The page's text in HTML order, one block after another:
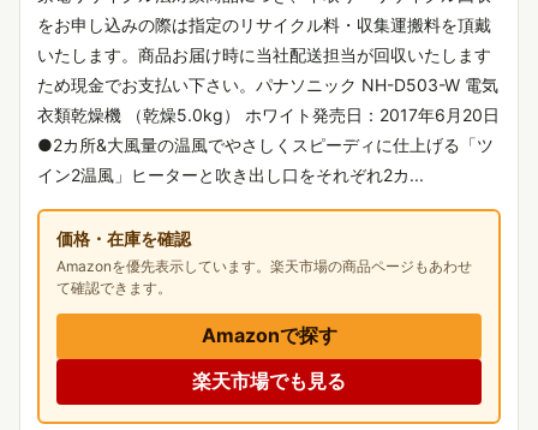
をお申し込みの際は指定のリサイクル料・収集運搬料を頂戴
いたします。商品お届け時に当社配送担当が回収いたします
ため現金でお支払い下さい。パナソニック NH-D503-W 電気
衣類乾燥機 （乾燥5.0kg） ホワイト発売日：2017年6月20日
●2カ所&大風量の温風でやさしくスピーディに仕上げる「ツ
イン2温風」ヒーターと吹き出し口をそれぞれ2カ...
価格・在庫を確認
Amazonを優先表示しています。楽天市場の商品ページもあわせ
て確認できます。
Amazonで探す
楽天市場でも見る